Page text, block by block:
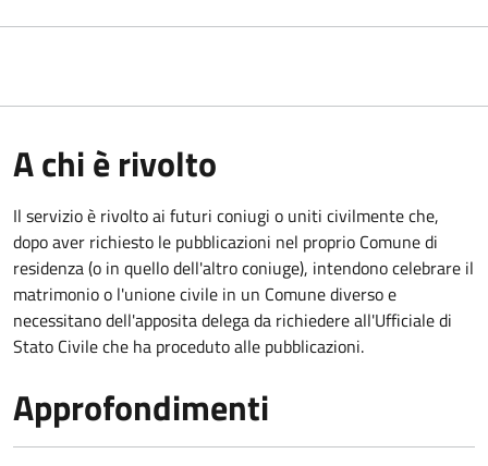
A chi è rivolto
Il servizio è rivolto ai futuri coniugi o uniti civilmente che,
dopo aver richiesto le pubblicazioni nel proprio Comune di
residenza (o in quello dell'altro coniuge), intendono celebrare il
matrimonio o l'unione civile in un Comune diverso e
necessitano dell'apposita delega da richiedere all'Ufficiale di
Stato Civile che ha proceduto alle pubblicazioni.
Approfondimenti